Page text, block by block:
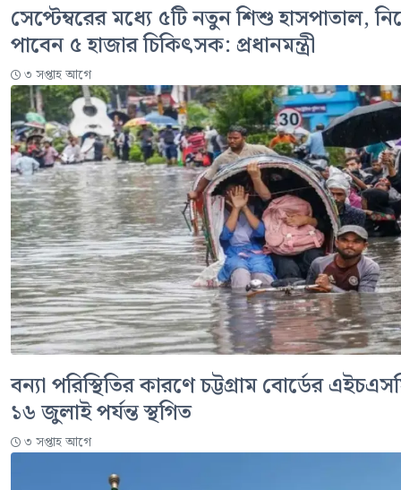
সেপ্টেম্বরের মধ্যে ৫টি নতুন শিশু হাসপাতাল,
পাবেন ৫ হাজার চিকিৎসক: প্রধানমন্ত্রী
৩ সপ্তাহ আগে
বন্যা পরিস্থিতির কারণে চট্টগ্রাম বোর্ডের
১৬ জুলাই পর্যন্ত স্থগিত
৩ সপ্তাহ আগে